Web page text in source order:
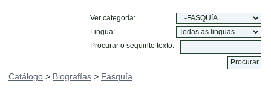
Ver categoría:
Lingua:
Procurar o seguinte texto:
Catálogo > Biografías > Fasquía